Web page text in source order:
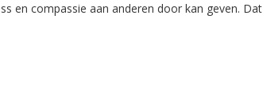
en compassie aan anderen door kan geven. Dat